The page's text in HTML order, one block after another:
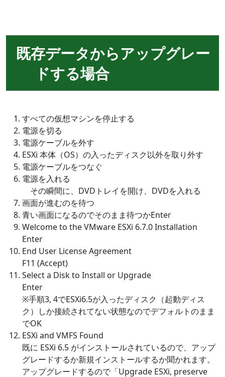
既存データからアップグレー
ドする場合
すべての仮想マシンを停止する
電源を切る
電源ケーブルを外す
ESXi 本体（OS）の入ったディスク以外を取り外す
電源ケーブルをつなぐ
電源を入れる
その瞬間に、DVDトレイを開け、DVDを入れる
画面が進むのを待つ
青い画面になるのでそのまま待つかEnter
Welcome to the VMware ESXi 6.7.0 Installation
Enter
End User License Agreement
F11 (Accept)
Select a Disk to Install or Upgrade
Enter
※手順3, 4でESXi6.5が入ったディスク（起動ディス
ク）しか接続されてない状態なのでデフォルトのまま
でOK
ESXi and VMFS Found
既に ESXi 6.5 がインストールされているので、アップ
グレードするか新規インストールするか聞かれます。
アップグレードするので「Upgrade ESXi, preserve